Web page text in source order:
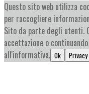
Questo sito web utilizza
per raccogliere
Sito da parte degli utenti.
accettazione o
all'informativa. Ok